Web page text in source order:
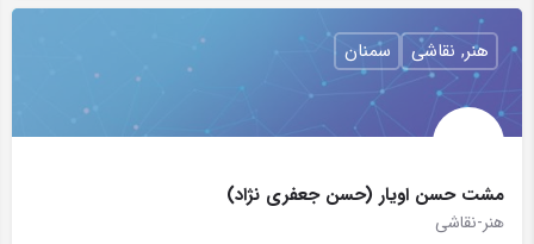
مشت حسن اویار (حسن جعفری نژاد)
هنر-نقاشی
هنر, نقاشی سمنان